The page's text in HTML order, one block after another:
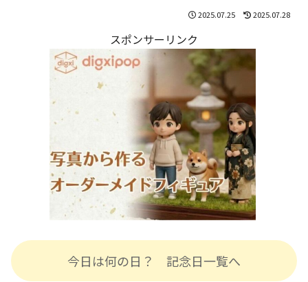
2025.07.25 2025.07.28
スポンサーリンク
今日は何の日？ 記念日一覧へ